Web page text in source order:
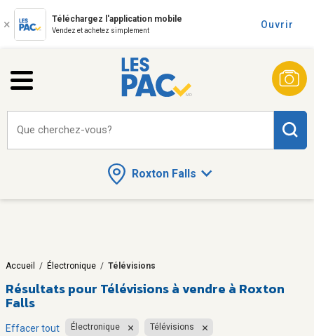
Téléchargez l'application mobile
Vendez et achetez simplement
Ouvrir
Roxton Falls
Que cherchez-vous?
Accueil / Électronique / Télévisions
Résultats pour Télévisions à vendre à Roxton
Falls
Effacer tout Électronique Télévisions